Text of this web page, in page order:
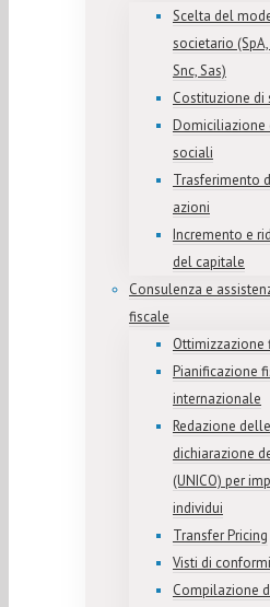
Scelta del
societario (SpA,
Snc, Sas)
Costituzione di
Domiciliazione
sociali
Trasferimento
azioni
Incremento e
del capitale
Consulenza e
fiscale
Ottimizzazione
Pianificazione
internazionale
Redazione delle
dichiarazione
(UNICO) per
individui
Transfer Pricing
Visti di
Compilazione